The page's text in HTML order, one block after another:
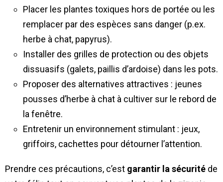
Placer les plantes toxiques hors de portée ou les
remplacer par des espèces sans danger (p.ex.
herbe à chat, papyrus).
Installer des grilles de protection ou des objets
dissuasifs (galets, paillis d’ardoise) dans les pots.
Proposer des alternatives attractives : jeunes
pousses d’herbe à chat à cultiver sur le rebord de
la fenêtre.
Entretenir un environnement stimulant : jeux,
griffoirs, cachettes pour détourner l’attention.
Prendre ces précautions, c’est garantir la sécurité de